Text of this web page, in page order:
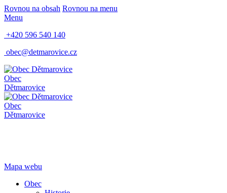
Rovnou na obsah Rovnou na menu
Menu
+420 596 540 140
obec@detmarovice.cz
Obec
Dětmarovice
Obec
Dětmarovice
Mapa webu
Obec